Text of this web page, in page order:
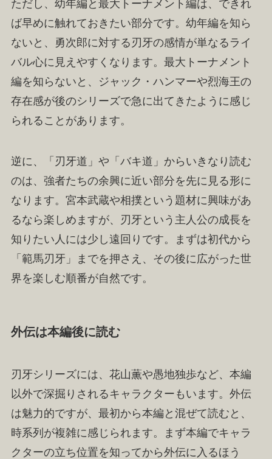
ただし、幼年編と最大トーナメント編は、できれ
ば早めに触れておきたい部分です。幼年編を知ら
ないと、勇次郎に対する刃牙の感情が単なるライ
バル心に見えやすくなります。最大トーナメント
編を知らないと、ジャック・ハンマーや烈海王の
存在感が後のシリーズで急に出てきたように感じ
られることがあります。
逆に、「刃牙道」や「バキ道」からいきなり読む
のは、強者たちの余興に近い部分を先に見る形に
なります。宮本武蔵や相撲という題材に興味があ
るなら楽しめますが、刃牙という主人公の成長を
知りたい人には少し遠回りです。まずは初代から
「範馬刃牙」までを押さえ、その後に広がった世
界を楽しむ順番が自然です。
外伝は本編後に読む
刃牙シリーズには、花山薫や愚地独歩など、本編
以外で深掘りされるキャラクターもいます。外伝
は魅力的ですが、最初から本編と混ぜて読むと、
時系列が複雑に感じられます。まず本編でキャラ
クターの立ち位置を知ってから外伝に入るほう